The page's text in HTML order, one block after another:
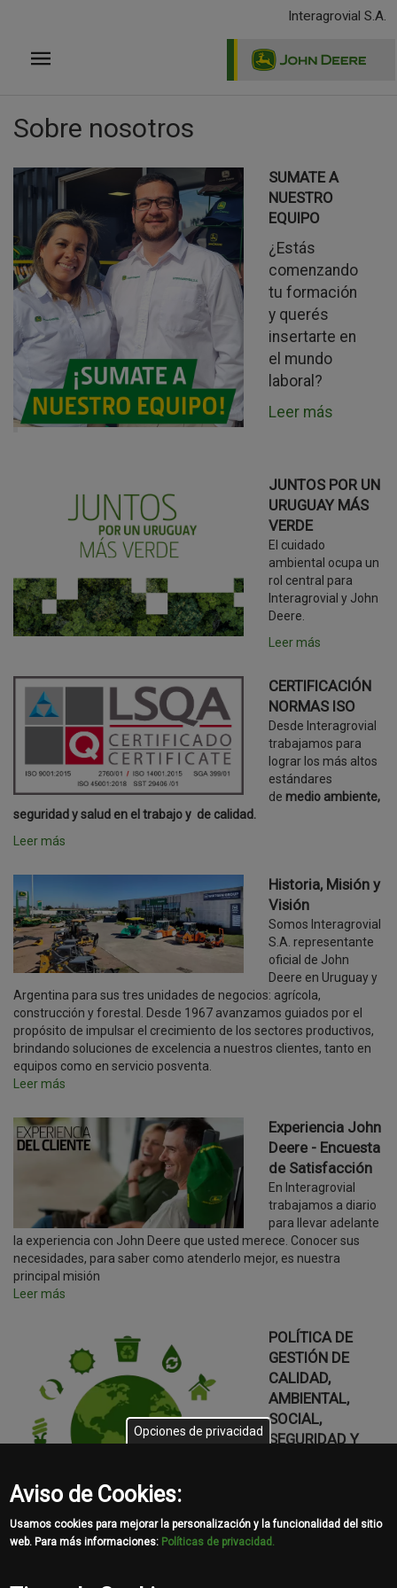
principal
Interagrovial S.A.
Sobre nosotros
SUMATE A
NUESTRO
EQUIPO
¿Estás
comenzando
tu formación
y querés
insertarte en
el mundo
laboral?
Leer más
JUNTOS POR UN
URUGUAY MÁS
VERDE
El cuidado
ambiental ocupa un
rol central para
Interagrovial y John
Deere.
Leer más
CERTIFICACIÓN
NORMAS ISO
Desde Interagrovial
trabajamos para
lograr los más altos
estándares
de medio ambiente,
seguridad y salud en el trabajo y de calidad.
Leer más
Historia, Misión y
Visión
Somos Interagrovial
S.A. representante
oficial de John
Deere en Uruguay y
Argentina para sus tres unidades de negocios: agrícola,
construcción y forestal. Desde 1967 avanzamos guiados por el
propósito de impulsar el crecimiento de los sectores productivos,
brindando soluciones de excelencia a nuestros clientes, tanto en
equipos como en servicio posventa.
Leer más
Experiencia John
Deere - Encuesta
de Satisfacción
En Interagrovial
trabajamos a diario
para llevar adelante
la experiencia con John Deere que usted merece. Conocer sus
necesidades, para saber como atenderlo mejor, es nuestra
principal misión
Leer más
POLÍTICA DE
GESTIÓN DE
CALIDAD,
AMBIENTAL,
SOCIAL,
SEGURIDAD Y
nuestra Política con
los más
actualizados procesos de GESTIÓN DE CALIDAD, AMBIENTAL,
Opciones de privacidad
Aviso de Cookies:
Usamos cookies para mejorar la personalización y la funcionalidad del sitio
web. Para más informaciones: Políticas de privacidad.